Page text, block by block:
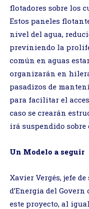
flotadores sobre los
Estos paneles
nivel del agua,
previniendo la
común en aguas
organizarán en
pasadizos de
para facilitar el
caso se crearán
irá suspendido sobre
Un Modelo a seguir
Xavier Vergés, jefe
d’Energia del
este proyecto, al